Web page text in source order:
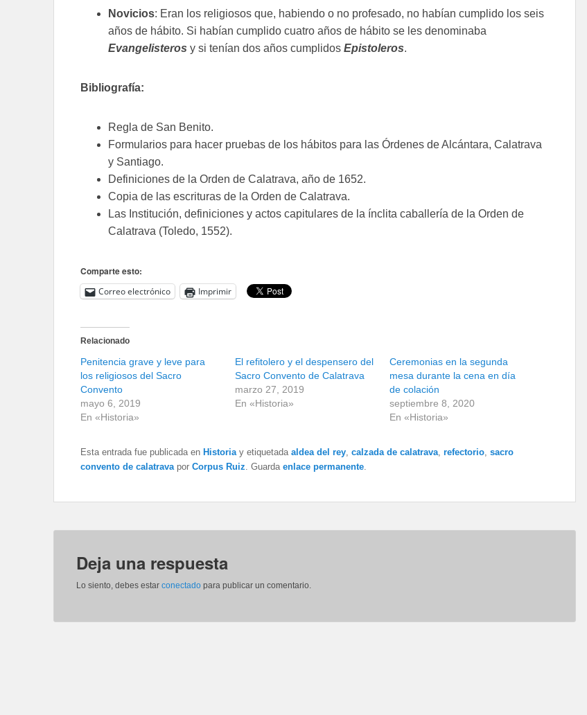
Novicios: Eran los religiosos que, habiendo o no profesado, no habían cumplido los seis
años de hábito. Si habían cumplido cuatro años de hábito se les denominaba
Evangelisteros y si tenían dos años cumplidos Epistoleros.
Bibliografía:
Regla de San Benito.
Formularios para hacer pruebas de los hábitos para las Órdenes de Alcántara, Calatrava
y Santiago.
Definiciones de la Orden de Calatrava, año de 1652.
Copia de las escrituras de la Orden de Calatrava.
Las Institución, definiciones y actos capitulares de la ínclita caballería de la Orden de
Calatrava (Toledo, 1552).
Comparte esto:
Correo electrónico Imprimir
Relacionado
Penitencia grave y leve para
los religiosos del Sacro
Convento
mayo 6, 2019
En «Historia»
El refitolero y el despensero del
Sacro Convento de Calatrava
marzo 27, 2019
En «Historia»
Ceremonias en la segunda
mesa durante la cena en día
de colación
septiembre 8, 2020
En «Historia»
Esta entrada fue publicada en Historiay etiquetada aldea del rey, calzada de calatrava, refectorio, sacro
convento de calatravapor Corpus Ruiz. Guarda enlace permanente.
Deja una respuesta
Lo siento, debes estar conectado para publicar un comentario.